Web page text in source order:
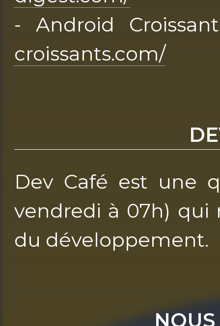
- Android
croissants.com/
Dev Café est une
vendredi à 07h)
du développement.